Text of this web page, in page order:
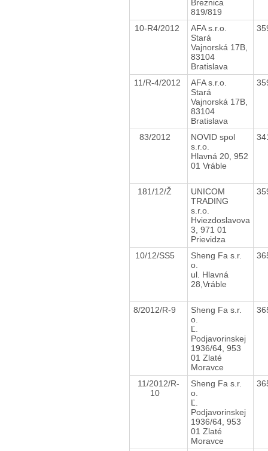
Breznica
819/819
10-R4/2012
AFA s.r.o.
Stará
Vajnorská 17B,
83104
Bratislava
11/R-4/2012
AFA s.r.o.
Stará
Vajnorská 17B,
83104
Bratislava
83/2012
NOVID spol
s.r.o.
Hlavná 20, 952
01 Vráble
181/12/Ž
UNICOM
TRADING
s.r.o.
Hviezdoslavova
3, 971 01
Prievidza
10/12/SS5
Sheng Fa s.r.
o.
ul. Hlavná
28,Vráble
8/2012/R-9
Sheng Fa s.r.
o.
Ľ.
Podjavorinskej
1936/64, 953
01 Zlaté
Moravce
11/2012/R-
10
Sheng Fa s.r.
o.
Ľ.
Podjavorinskej
1936/64, 953
01 Zlaté
Moravce